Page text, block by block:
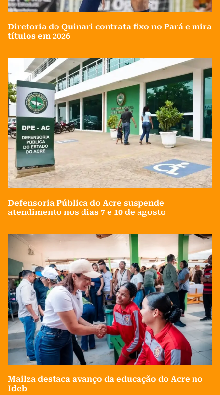
Diretoria do Quinari contrata fixo no Pará e mira
títulos em 2026
Defensoria Pública do Acre suspende
atendimento nos dias 7 e 10 de agosto
Mailza destaca avanço da educação do Acre no
Ideb